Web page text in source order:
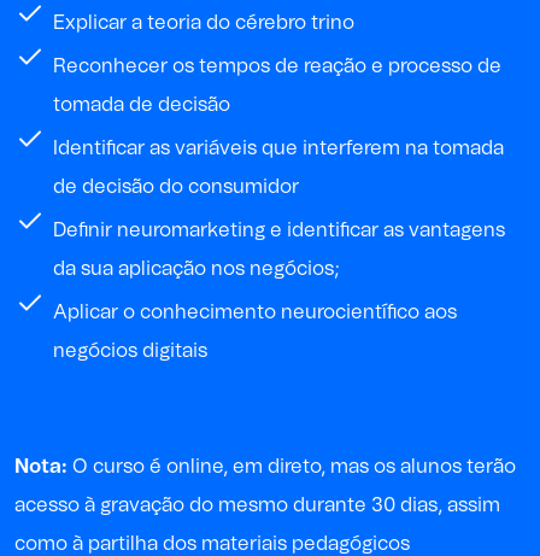
Explicar a teoria do cérebro trino
Reconhecer os tempos de reação e processo de
tomada de decisão
Identificar as variáveis que interferem na tomada
de decisão do consumidor
Definir neuromarketing e identificar as vantagens
da sua aplicação nos negócios;
Aplicar o conhecimento neurocientífico aos
negócios digitais
Nota: O curso é online, em direto, mas os alunos terão
acesso à gravação do mesmo durante 30 dias, assim
como à partilha dos materiais pedagógicos